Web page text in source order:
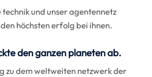
technik und unser agentennetz
höchsten erfolg bei ihnen.
den ganzen planeten ab.
zu dem weltweiten netzwerk der